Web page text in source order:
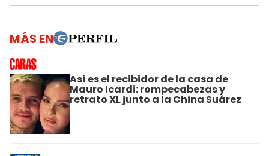
MÁS EN
Así es el recibidor de la casa de
Mauro Icardi: rompecabezas y
retrato XL junto a la China Suárez